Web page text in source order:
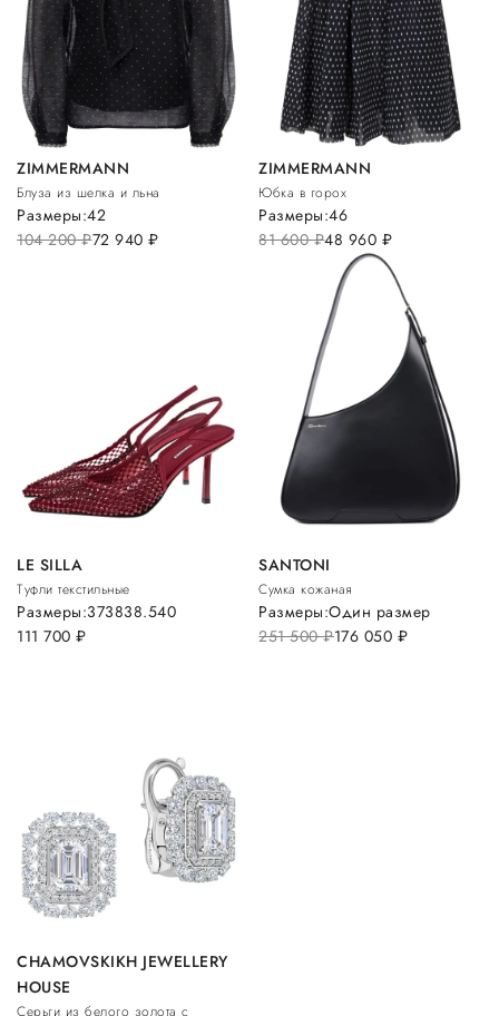
ZIMMERMANN
Блуза из шелка и льна
104 200руб.72 940 руб.
Размеры:42
ZIMMERMANN
Юбка в горох
81 600руб.48 960 руб.
Размеры:46
LE SILLA
Туфли текстильные
111 700 руб.
Размеры:373838.540
SANTONI
Сумка кожаная
251 500руб.176 050 руб.
Размеры:Один размер
CHAMOVSKIKH JEWELLERY
HOUSE
Серьги из белого золота с